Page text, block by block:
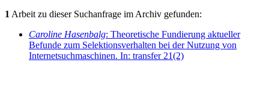
1Arbeit zu dieser Suchanfrage im Archiv gefunden:
Caroline Hasenbalg: Theoretische Fundierung aktueller
Befunde zum Selektionsverhalten bei der Nutzung von
Internetsuchmaschinen. In: transfer 21(2)